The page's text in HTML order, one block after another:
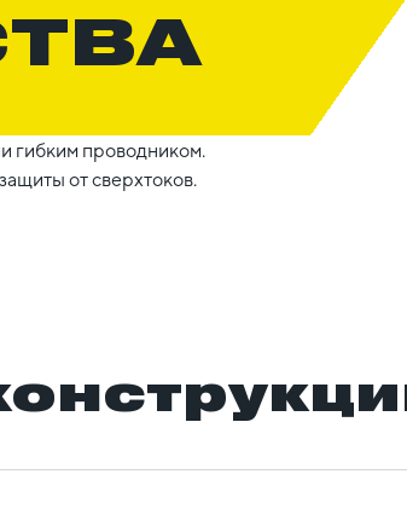
гибким проводником.
от сверхтоков.